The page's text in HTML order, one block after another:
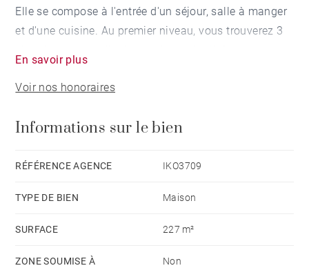
Elle se compose à l'entrée d'un séjour, salle à manger
et d'une cuisine. Au premier niveau, vous trouverez 3
indépendantes.
au dernier niveau, 2 autres chambres avec une salle
Un terrain clos et arboré complète ce bien.
En savoir plus
Voir nos honoraires
Informations sur le bien
RÉFÉRENCE AGENCE IKO3709
TYPE DE BIEN Maison
SURFACE 227 m²
ZONE SOUMISE À
Non